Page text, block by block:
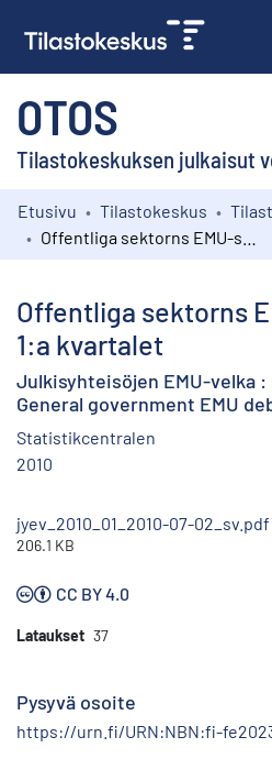
OTOS
Tilastokeskuksen julkaisut
Kokoelmat
Etusivu Tilastokeskus
Offentliga sektorns
1:a kvartalet
Julkisyhteisöjen EMU-velka :
General government EMU
Statistikcentralen
2010
jyev_2010_01_2010-07-02_sv.pdf
206.1 KB
CC BY 4.0
Lataukset 37
Pysyvä osoite
https://urn.fi/URN:NBN:fi-